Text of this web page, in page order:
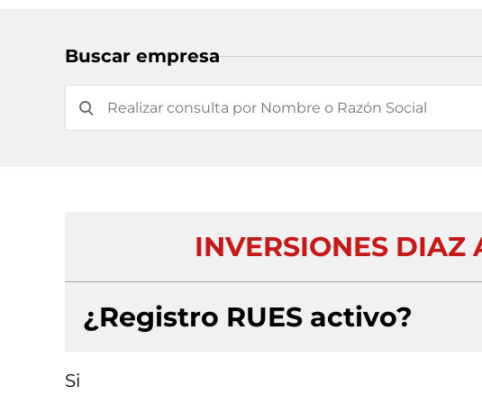
Buscar empresa
INVERSIONES DIAZ
¿Registro RUES activo?
Si